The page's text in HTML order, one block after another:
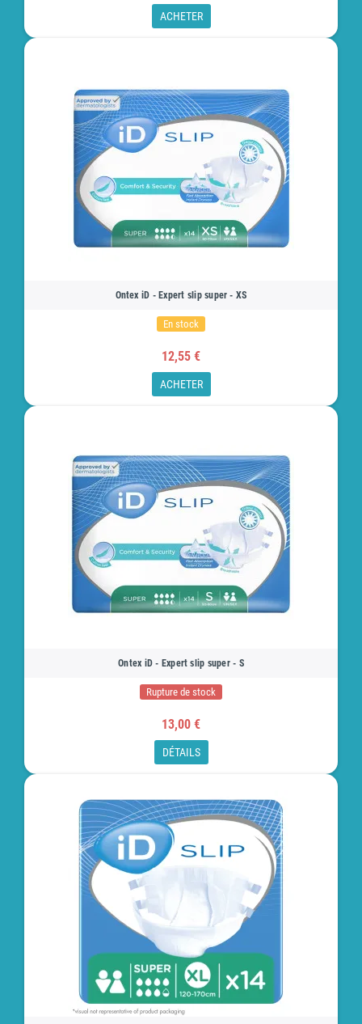
ACHETER
Ontex iD - Expert slip super - XS
En stock
12,55 €
ACHETER
Ontex iD - Expert slip super - S
Rupture de stock
13,00 €
DÉTAILS